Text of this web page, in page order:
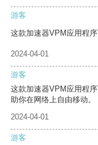
游客
这款加速器VPM应用程
2024-04-01
游客
这款加速器VPM应用程
助你在网络上自由移动。
2024-04-01
游客